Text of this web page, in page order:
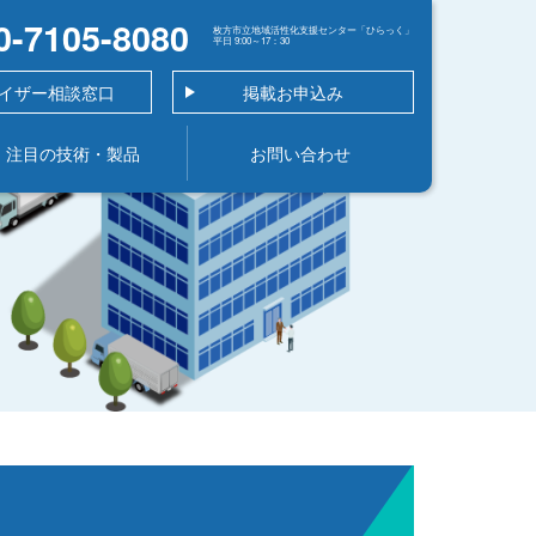
7105-8080
枚方市立地域活性化支援センター「ひらっく」
平日 9:00～17：30
ザー相談窓口 掲載お申込み
注目の技術・製品 お問い合わせ